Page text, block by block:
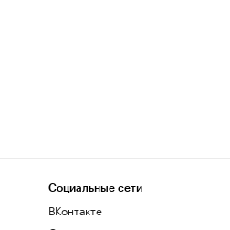
Социальные сети
ВКонтакте